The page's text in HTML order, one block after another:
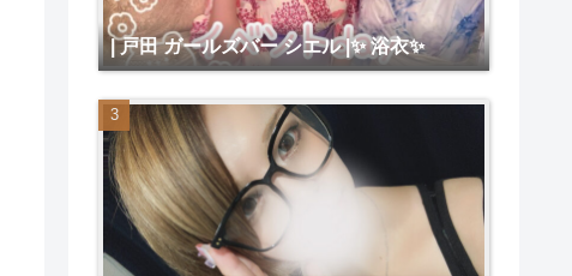
| 戸田 ガールズバー シエル |✨ 浴衣✨